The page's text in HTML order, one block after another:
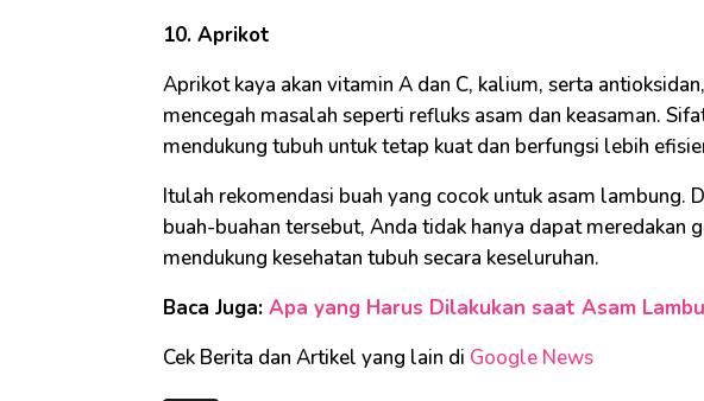
10. Aprikot
Aprikot kaya akan vitamin A dan C, kalium, serta
mencegah masalah seperti refluks asam dan keasaman.
mendukung tubuh untuk tetap kuat dan berfungsi lebih
Itulah rekomendasi buah yang cocok untuk asam lambung.
buah-buahan tersebut, Anda tidak hanya dapat meredakan
mendukung kesehatan tubuh secara keseluruhan.
Baca Juga: Apa yang Harus Dilakukan saat Asam
Cek Berita dan Artikel yang lain di Google News